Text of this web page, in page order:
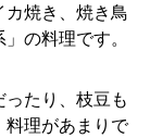
焼き、焼き鳥
の料理です。
たり、枝豆も
料理があまりで